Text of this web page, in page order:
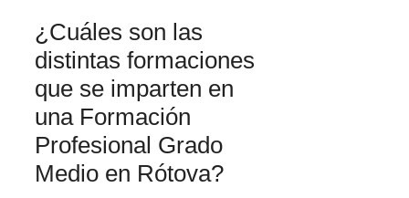
¿Cuáles son las
distintas formaciones
que se imparten en
una Formación
Profesional Grado
Medio en Rótova?